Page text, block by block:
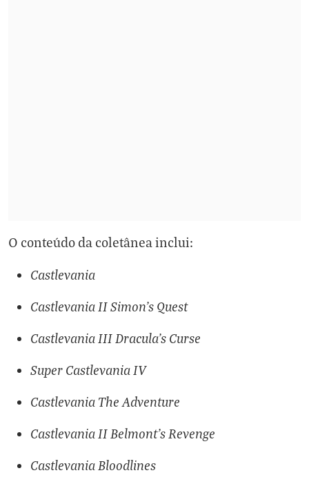
O conteúdo da coletânea inclui:
Castlevania
Castlevania II Simon's Quest
Castlevania III Dracula's Curse
Super Castlevania IV
Castlevania The Adventure
Castlevania II Belmont's Revenge
Castlevania Bloodlines